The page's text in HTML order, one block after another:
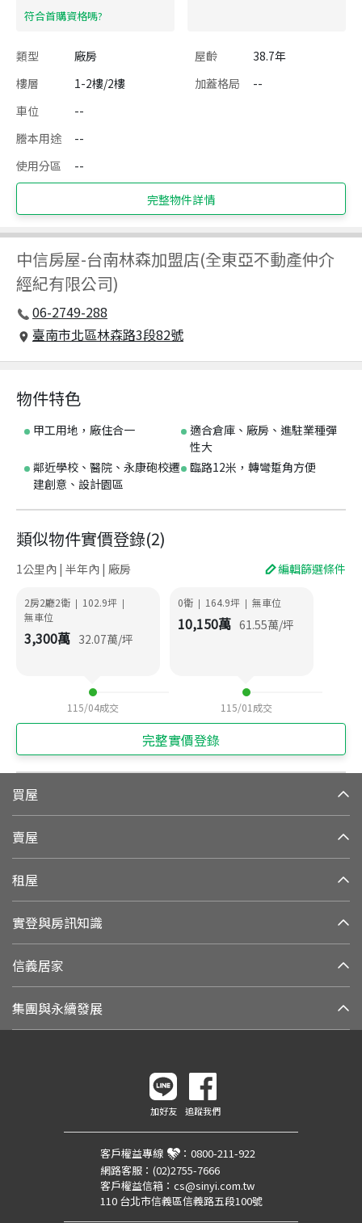
​符合首購資格嗎?
類型 廠房 屋齡
38.7年
樓層
1-2樓/2樓 加蓋格局
--
車位
--
謄本用途
--
使用分區
--
完整物件詳情
中信房屋-台南林森加盟店(全東亞不動產仲介
經紀有限公司)
06-2749-288
臺南市北區林森路3段82號
物件特色
甲工用地，廠住合一
適合倉庫、廠房、進駐業種彈
性大
鄰近學校、醫院、永康砲校遷
建創意、設計園區
臨路12米，轉彎踅角方便
類似物件實價登錄(2)
1公里內 | 半年內 | 廠房 編輯篩選條件
2房2廳2衛 | 102.9坪 |
無車位
3,300萬 32.07萬/坪
115/04成交
0衛 | 164.9坪 | 無車位
10,150萬 61.55萬/坪
115/01 成交
完整實價登錄
買屋
賣屋
租屋
實登與房訊知識
信義居家
集團與永續發展
加好友 追蹤我們
客戶權益專線 ： 0800-211-922
網路客服： (02)2755-7666
客戶權益信箱： cs@sinyi.com.tw
110 台北市信義區信義路五段100號